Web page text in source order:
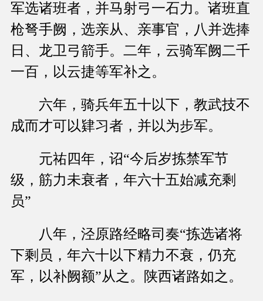
军选诸班者，并马射弓一石力。诸班直
枪弩手阙，选亲从、亲事官，八并选捧
日、龙卫弓箭手。二年，云骑军阙二千
一百，以云捷等军补之。
六年，骑兵年五十以下，教武技不
成而才可以肄习者，并以为步军。
元祐四年，诏“今后岁拣禁军节
级，筋力未衰者，年六十五始减充剩
员”
八年，泾原路经略司奏“拣选诸将
下剩员，年六十以下精力不衰，仍充
军，以补阙额”从之。陕西诸路如之。